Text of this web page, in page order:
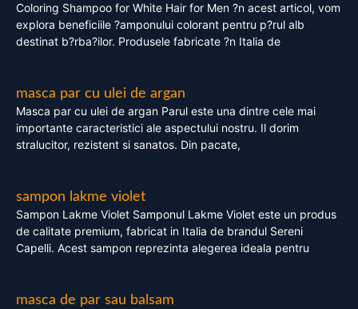
Coloring Shampoo for White Hair for Men ?n acest articol, vom
explora beneficiile ?amponului colorant pentru p?rul alb
destinat b?rba?ilor. Produsele fabricate ?n Italia de
masca par cu ulei de argan
Masca par cu ulei de argan Parul este una dintre cele mai
importante caracteristici ale aspectului nostru. Il dorim
stralucitor, rezistent si sanatos. Din pacate,
sampon lakme violet
Sampon Lakme Violet Samponul Lakme Violet este un produs
de calitate premium, fabricat in Italia de brandul Sereni
Capelli. Acest sampon reprezinta alegerea ideala pentru
masca de par sau balsam